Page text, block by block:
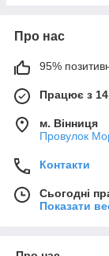
Про нас
95%
Працює з
м. Вінниця
Провулок
Контакти
Сьогодні
Показати